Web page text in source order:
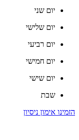
יום שני
יום שלישי
יום רביעי
יום חמישי
יום שישי
שבת
הזמינו אימון ניסיון